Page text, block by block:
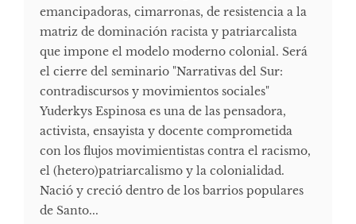
emancipadoras, cimarronas, de resistencia a la
matriz de dominación racista y patriarcalista
que impone el modelo moderno colonial. Será
el cierre del seminario "Narrativas del Sur:
contradiscursos y movimientos sociales"
Yuderkys Espinosa es una de las pensadora,
activista, ensayista y docente comprometida
con los flujos movimientistas contra el racismo,
el (hetero)patriarcalismo y la colonialidad.
Nació y creció dentro de los barrios populares
de Santo...